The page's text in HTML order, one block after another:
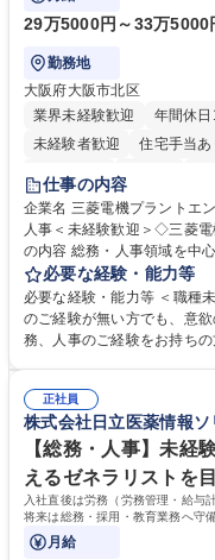
29万5000円～33万5000
勤務地
大阪府大阪市北区
業界未経験歓迎
年間休
未経験者歓迎
住宅手当あ
退職金あり
駅近5分以内
土日祝休み
仕事の内容
企業名 三菱電機プラントエンジニアリ
人事＜未経験歓迎＞◇三菱電
の内容 総務・人事領域を中
します。 ＜具体的には＞ ・総務/人事労務（給与・社保・勤怠管理など）
・採用・教育研修 ・福利厚
採用や教育等の業務内容に
出張もございます。 ※担当
必要な経験・能力等
必要な経験・能力等 ＜職種
のご経験が無い方でも、意
務、人事のご経験をお持ちの方（業界不問）
正社員
株式会社日立医薬情報
【総務・人事】未経
えるゼネラリストを
入社直後は労務（労務管理・給与
将来は総務・採用・教育業務へ守
ます。
月給